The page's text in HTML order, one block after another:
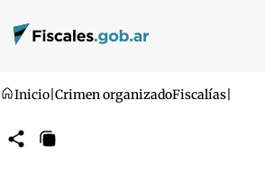
Inicio Crimen organizadoFiscalías
CompartirCopiar